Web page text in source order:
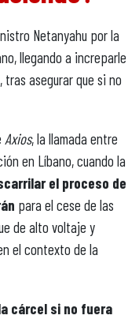
Netanyahu por la
llegando a increparle
, tras asegurar que si no
Axios, la llamada entre
en Líbano, cuando la
el proceso de
para el cese de las
de alto voltaje y
el contexto de la
cárcel si no fuera